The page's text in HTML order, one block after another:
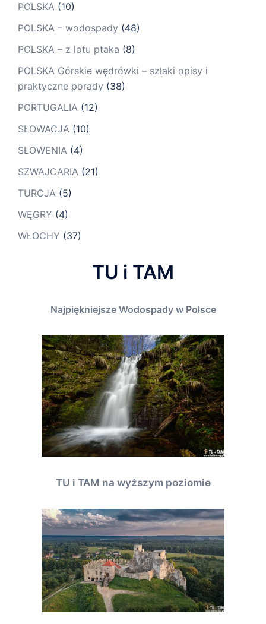
POLSKA (10)
POLSKA – wodospady (48)
POLSKA – z lotu ptaka (8)
POLSKA Górskie wędrówki – szlaki opisy i
praktyczne porady (38)
PORTUGALIA (12)
SŁOWACJA (10)
SŁOWENIA (4)
SZWAJCARIA (21)
TURCJA (5)
WĘGRY (4)
WŁOCHY (37)
TU i TAM
Najpiękniejsze Wodospady w Polsce
TU i TAM na wyższym poziomie